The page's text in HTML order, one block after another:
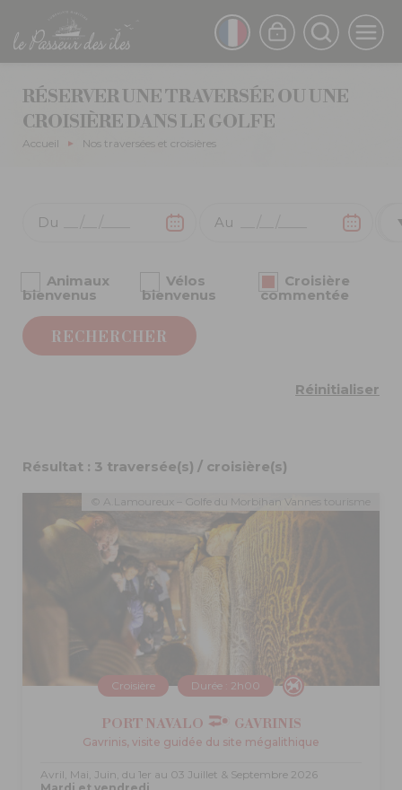
contenu
principal
FRENCH
ENGLISH
RÉSERVER UNE TRAVERSÉE OU UNE
CROISIÈRE DANS LE GOLFE
Fil
Accueil Nos traversées et croisières
Animaux
bienvenus
Vélos
bienvenus
Croisière
commentée
Réinitialiser
Résultat : 3 traversée(s) / croisière(s)
© A.Lamoureux – Golfe du Morbihan Vannes tourisme
Croisière Durée : 2h00
PORT NAVALO GAVRINIS
Gavrinis, visite guidée du site mégalithique
Avril, Mai, Juin, du 1er au 03 Juillet & Septembre 2026